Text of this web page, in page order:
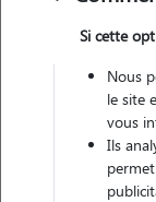
Pas
Véhiculé
Gardes
Si cette
Nous
le site
vous
Ils